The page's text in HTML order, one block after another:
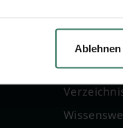
Vergleich
Ratgeber